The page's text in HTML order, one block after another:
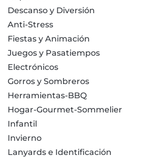
Descanso y Diversión
Anti-Stress
Fiestas y Animación
Juegos y Pasatiempos
Electrónicos
Gorros y Sombreros
Herramientas-BBQ
Hogar-Gourmet-Sommelier
Infantil
Invierno
Lanyards e Identificación